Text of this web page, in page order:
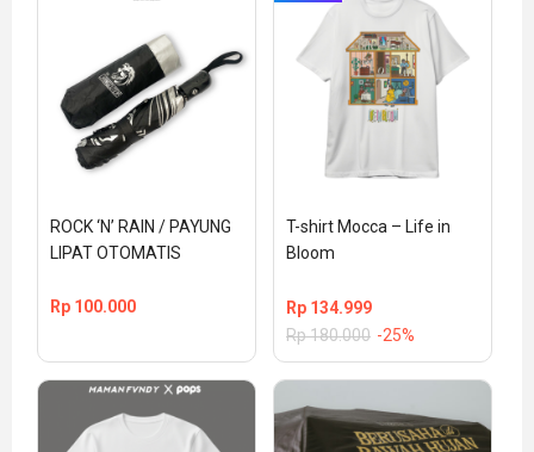
ROCK ‘N’ RAIN / PAYUNG
LIPAT OTOMATIS
Rp 100.000
T-shirt Mocca – Life in
Bloom
Rp 134.999
Rp180.000 -25%